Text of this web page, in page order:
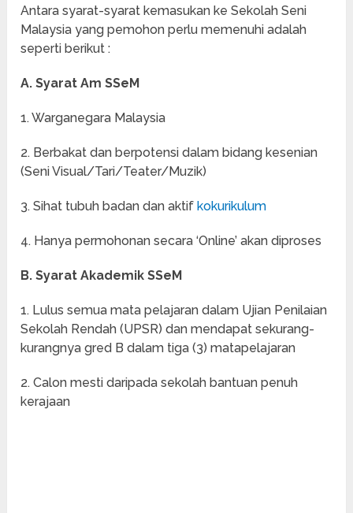
Antara syarat-syarat kemasukan ke Sekolah Seni
Malaysia yang pemohon perlu memenuhi adalah
seperti berikut :
A. Syarat Am SSeM
1. Warganegara Malaysia
2. Berbakat dan berpotensi dalam bidang kesenian
(Seni Visual/Tari/Teater/Muzik)
3. Sihat tubuh badan dan aktif kokurikulum
4. Hanya permohonan secara ‘Online’ akan diproses
B. Syarat Akademik SSeM
1. Lulus semua mata pelajaran dalam Ujian Penilaian
Sekolah Rendah (UPSR) dan mendapat sekurang-
kurangnya gred B dalam tiga (3) matapelajaran
2. Calon mesti daripada sekolah bantuan penuh
kerajaan